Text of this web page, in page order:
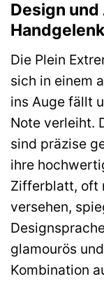
Design und
Handgelenk
Die Plein
sich in einem
ins Auge fällt
Note verleiht.
sind präzise
ihre
Zifferblatt, oft
versehen,
glamourös
Kombination